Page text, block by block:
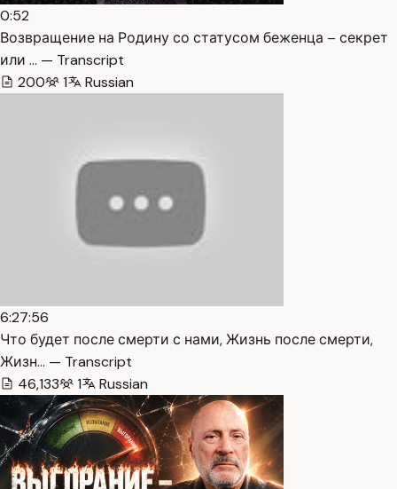
0:52
Возвращение на Родину со статусом беженца – секрет
или … — Transcript
200
1 Russian
6:27:56
Что будет после смерти с нами, Жизнь после смерти,
Жизн… — Transcript
46,133
1 Russian